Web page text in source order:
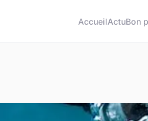
AccueilActuBon